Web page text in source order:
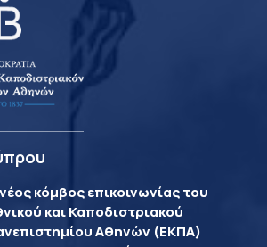
κόμβος επικοινωνίας του
και Καποδιστριακού
Αθηνών (ΕΚΠΑ)